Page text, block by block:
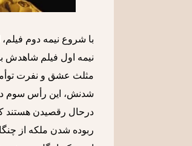
با شروع نیمه دوم
نیمه اول فیلم شاهدش
مثلث عشق و نفرت
شدنش، این رأس سوم
درحال رقصیدن هستند
ربوده شدن ملکه از